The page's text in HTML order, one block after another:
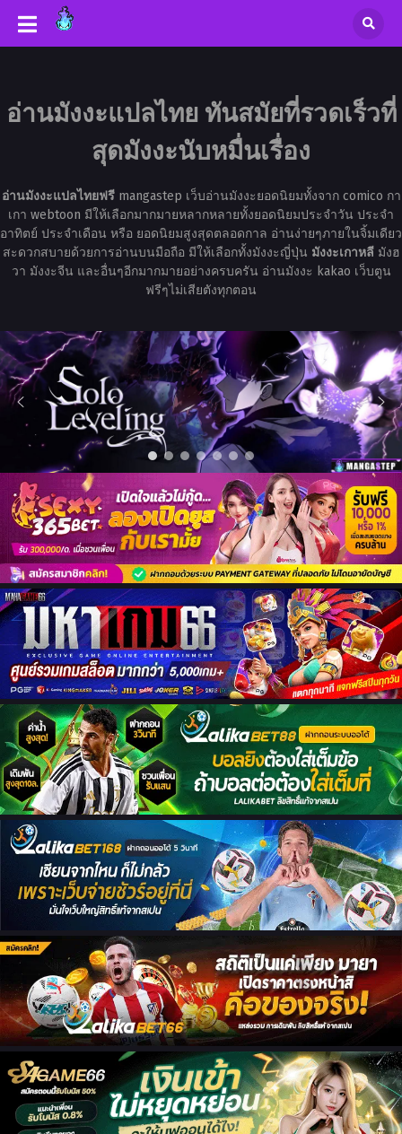
อ่านมังงะแปลไทย ทันสมัยที่รวดเร็วที่
สุดมังงะนับหมื่นเรื่อง
อ่านมังงะแปลไทยฟรีmangastep เว็บอ่านมังงะยอดนิยมทั้งจาก comico กา
เกา webtoon มีให้เลือกมากมายหลากหลายทั้งยอดนิยมประจำวัน ประจำ
อาทิตย์ ประจำเดือน หรือ ยอดนิยมสูงสุดตลอดกาล อ่านง่ายๆภายในจิ้มเดียว
สะดวกสบายด้วยการอ่านบนมือถือ มีให้เลือกทั้งมังงะญี่ปุ่น มังงะเกาหลีมังฮ
วา มังงะจีน และอื่นๆอีกมากมายอย่างครบครัน อ่านมังงะ kakao เว็บตูน
ฟรีๆไม่เสียตังทุกตอน